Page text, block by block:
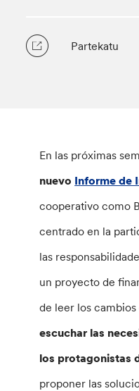
Partekatu
En las próximas
nuevo Informe de
cooperativo como
centrado en la
las
un proyecto de
de leer los
escuchar las
los protagonistas
proponer las